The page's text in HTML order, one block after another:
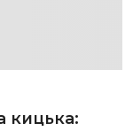
кицька: